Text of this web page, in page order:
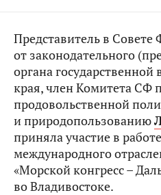
Представитель в Совете
от законодательного
органа
края, член Комитета СФ
продовольственной
и природопользованию
приняла участие в
международного
«Морской конгресс –
во Владивостоке.